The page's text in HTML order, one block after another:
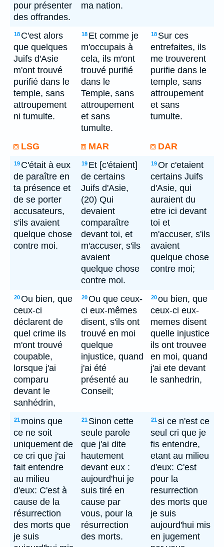
pour présenter
des offrandes.
ma nation.
18 C'est alors
que quelques
Juifs d'Asie
m'ont trouvé
purifié dans le
temple, sans
attroupement
ni tumulte.
18 Et comme je
m'occupais à
cela, ils m'ont
trouvé purifié
dans le
Temple, sans
attroupement
et sans
tumulte.
18 Sur ces
entrefaites, ils
me trouverent
purifie dans le
temple, sans
attroupement
et sans
tumulte.
LSG MAR DAR
19 C'était à eux
de paraître en
ta présence et
de se porter
accusateurs,
s'ils avaient
quelque chose
contre moi.
19 Et [c'étaient]
de certains
Juifs d'Asie,
(20) Qui
devaient
comparaître
devant toi, et
m'accuser, s'ils
avaient
quelque chose
contre moi.
19Or c'etaient
certains Juifs
d'Asie, qui
auraient du
etre ici devant
toi et
m'accuser, s'ils
avaient
quelque chose
contre moi;
20Ou bien, que
ceux-ci
déclarent de
quel crime ils
m'ont trouvé
coupable,
lorsque j'ai
comparu
devant le
sanhédrin,
20Ou que ceux-
ci eux-mêmes
disent, s'ils ont
trouvé en moi
quelque
injustice, quand
j'ai été
présenté au
Conseil;
20ou bien, que
ceux-ci eux-
memes disent
quelle injustice
ils ont trouvee
en moi, quand
j'ai ete devant
le sanhedrin,
21 moins que
ce ne soit
uniquement de
ce cri que j'ai
fait entendre
au milieu
d'eux: C'est à
cause de la
résurrection
des morts que
je suis
21 Sinon cette
seule parole
que j'ai dite
hautement
devant eux :
aujourd'hui je
suis tiré en
cause par
vous, pour la
résurrection
des morts.
21si ce n'est ce
seul cri que je
fis entendre,
etant au milieu
d'eux: C'est
pour la
resurrection
des morts que
je suis
aujourd'hui mis
en jugement